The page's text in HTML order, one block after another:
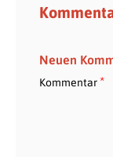
Neuen
Kommentar*